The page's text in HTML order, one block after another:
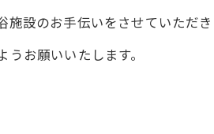
設のお手伝いをさせていただき
お願いいたします。